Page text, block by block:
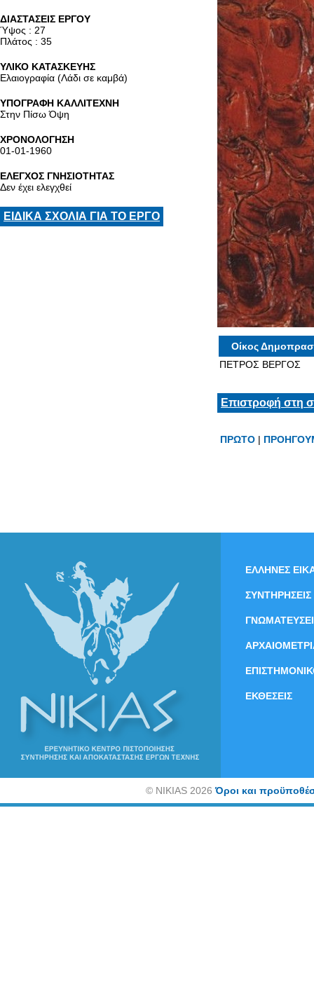
ΔΙΑΣΤΑΣΕΙΣ ΕΡΓΟΥ
Ύψος : 27
Πλάτος : 35
ΥΛΙΚΟ ΚΑΤΑΣΚΕΥΗΣ
Ελαιογραφία (Λάδι σε καμβά)
ΥΠΟΓΡΑΦΗ ΚΑΛΛΙΤΕΧΝΗ
Στην Πίσω Όψη
ΧΡΟΝΟΛΟΓΗΣΗ
01-01-1960
ΕΛΕΓΧΟΣ ΓΝΗΣΙΟΤΗΤΑΣ
Δεν έχει ελεγχθεί
ΕΙΔΙΚΑ ΣΧΟΛΙΑ ΓΙΑ ΤΟ ΕΡΓΟ
Οίκος
ΠΕΤΡΟΣ ΒΕΡΓΟΣ
Επιστροφή στη
ΠΡΩΤΟ |
ΕΛΛΗΝΕΣ
ΣΥΝΤΗΡΗΣΕΙΣ
ΕΚΘΕΣΕΙΣ
©NIKIAS 2026Όροι και